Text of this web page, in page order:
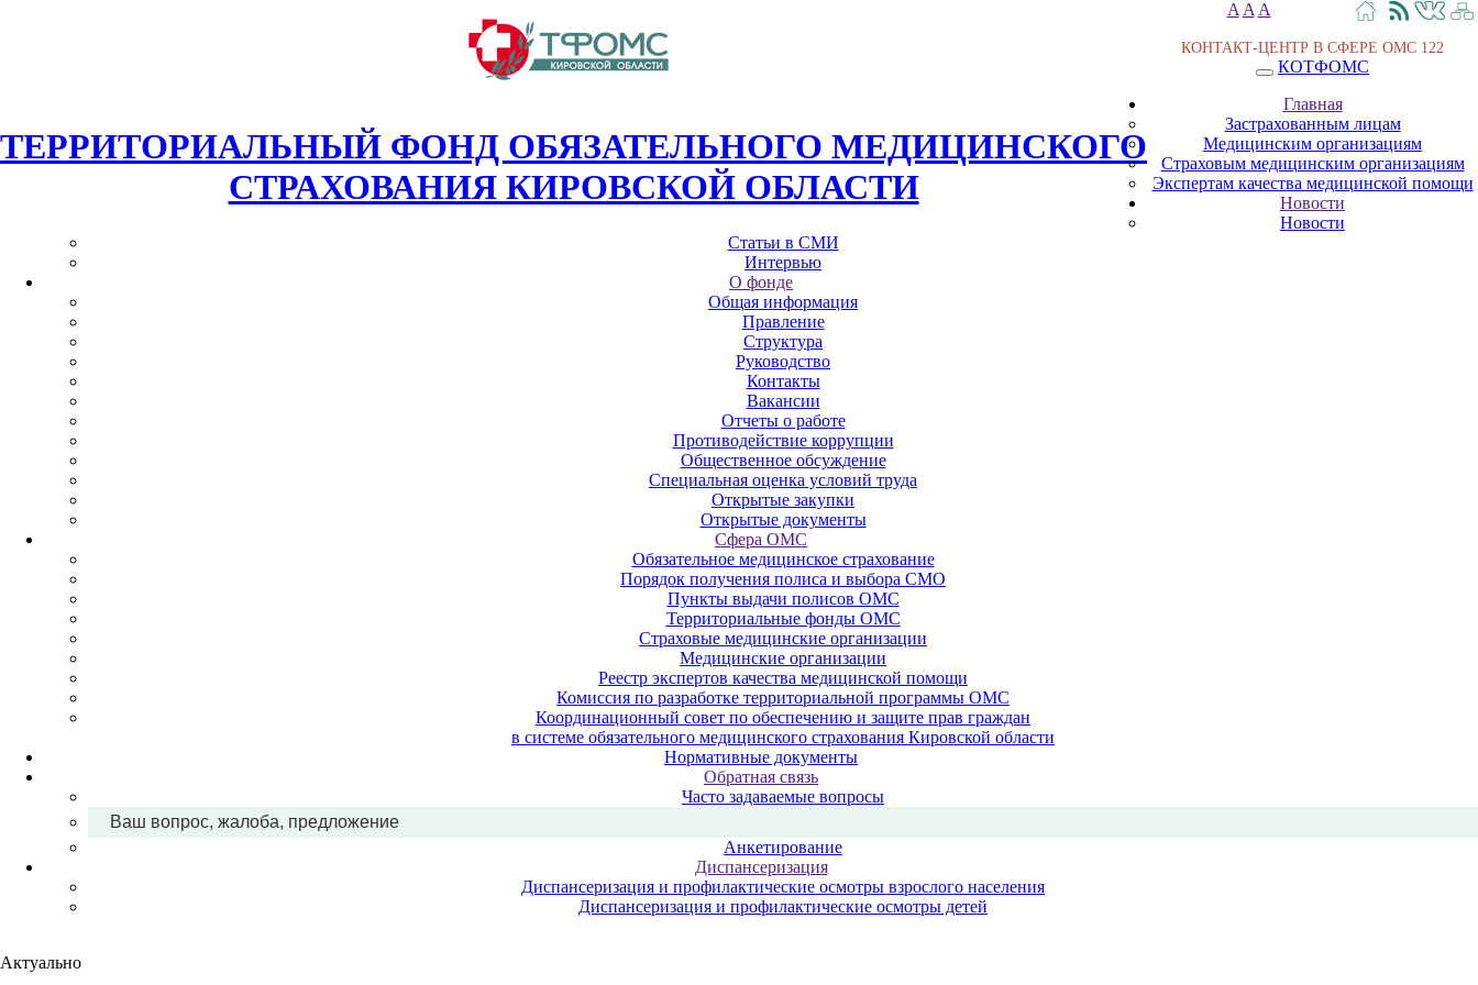
ТЕРРИТОРИАЛЬНЫЙ ФОНД ОБЯЗАТЕЛЬНОГО МЕДИЦИНСКОГО
СТРАХОВАНИЯ КИРОВСКОЙ ОБЛАСТИ
A A A
КОНТАКТ-ЦЕНТР В СФЕРЕ ОМС 122
КОТФОМС
Главная
Застрахованным лицам
Медицинским организациям
Страховым медицинским организациям
Экспертам качества медицинской помощи
Новости
Новости
Статьи в СМИ
Интервью
О фонде
Общая информация
Правление
Структура
Руководство
Контакты
Вакансии
Отчеты о работе
Противодействие коррупции
Общественное обсуждение
Специальная оценка условий труда
Открытые закупки
Открытые документы
Сфера ОМС
Обязательное медицинское страхование
Порядок получения полиса и выбора СМО
Пункты выдачи полисов ОМС
Территориальные фонды ОМС
Страховые медицинские организации
Медицинские организации
Реестр экспертов качества медицинской помощи
Комиссия по разработке территориальной программы ОМС
Координационный совет по обеспечению и защите прав граждан
в системе обязательного медицинского страхования Кировской области
Нормативные документы
Обратная связь
Часто задаваемые вопросы
Ваш вопрос, жалоба, предложение
Анкетирование
Диспансеризация
Диспансеризация и профилактические осмотры взрослого населения
Диспансеризация и профилактические осмотры детей
Актуально